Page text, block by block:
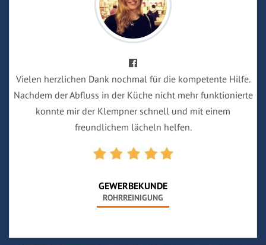
Vielen herzlichen Dank nochmal für die kompetente Hilfe.
Nachdem der Abfluss in der Küche nicht mehr funktionierte
konnte mir der Klempner schnell und mit einem
freundlichem lächeln helfen.
GEWERBEKUNDE
ROHRREINIGUNG